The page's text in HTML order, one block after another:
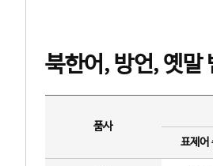
북한어, 방언, 옛말
품사
표제어